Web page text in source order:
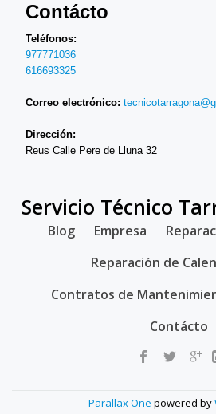
Contácto
Teléfonos:
977771036
616693325
Correo electrónico:
Dirección:
Reus Calle Pere de Lluna 32
Servicio Técnico
SECONDARY
Blog Empresa
Reparación de
Contratos de
Contácto
Parallax One powered by